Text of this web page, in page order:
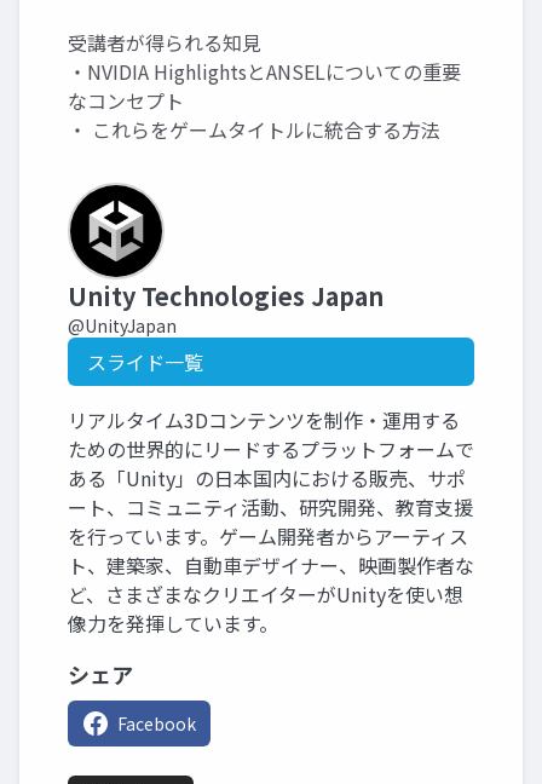
受講者が得られる知見
・NVIDIA HighlightsとANSELについての重要
なコンセプト
・ これらをゲームタイトルに統合する方法
Unity Technologies Japan
@UnityJapan
スライド一覧
リアルタイム3Dコンテンツを制作・運用する
ための世界的にリードするプラットフォームで
ある「Unity」の日本国内における販売、サポ
ート、コミュニティ活動、研究開発、教育支援
を行っています。ゲーム開発者からアーティス
ト、建築家、自動車デザイナー、映画製作者な
ど、さまざまなクリエイターがUnityを使い想
像力を発揮しています。
シェア
Facebook